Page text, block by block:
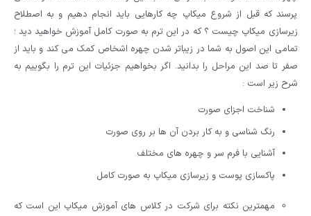
پرسند که قبل از شروع میکاپ چه کارهایی باید انجام دهیم و به اصطلاح
زیرسازی میکاپ چیست ؟ که در این ترم به صورت کامل آموزش خواهید دید ؛
تمامی این اصول به شما در زیباتر شدن چهره اشخاص کمک می کند و باید از
صفر تا صد این مراحل را بدانید. اگر بخواهیم جزئیات این ترم را بگوییم به
شرح زیر است :
شناخت اجزای صورت
رنگ شناسی و به کار بردن آن ها بر روی صورت
آشنایی با فرم سر و چهره های مختلف
پاکسازی پوست و زیرسازی میکاپ به صورت کامل
مهمترین نکته برای شرکت در کلاس های آموزش میکاپ این است که